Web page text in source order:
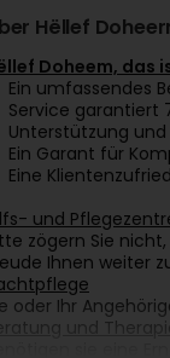
Hëllef
Doheem, das
Ein umfassendes
Service garantiert
Unterstützung
Ein Garant für
Eine
und
zögern Sie
Ihnen weiter
oder Ihr
und